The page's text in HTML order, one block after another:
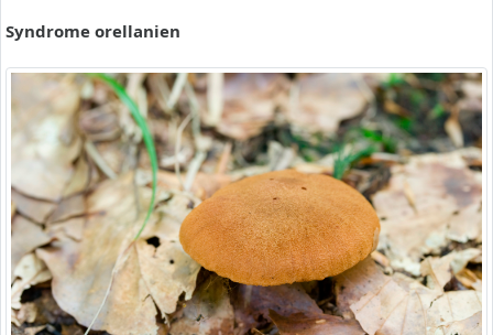
Syndrome orellanien